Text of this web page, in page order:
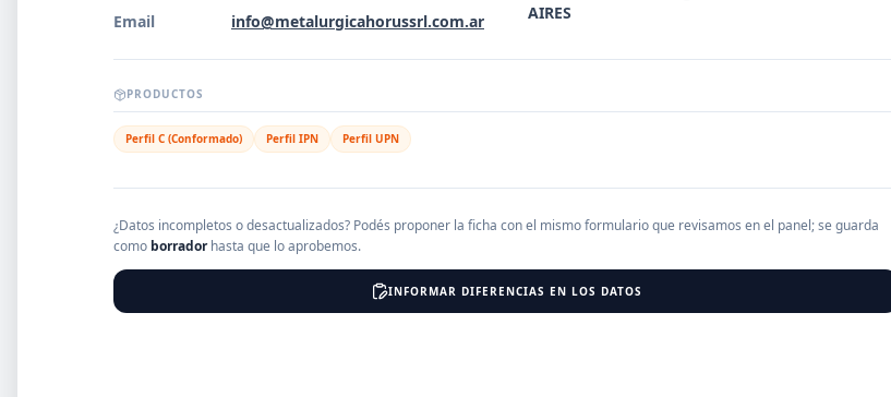
Email
info@metalurgicahorussrl.com.ar
AIRES
PRODUCTOS
Perfil C (Conformado) Perfil IPN Perfil UPN
¿Datos incompletos o desactualizados? Podés proponer la ficha con el mismo formulario que revisamos en el panel; se guarda
como borradorhasta que lo aprobemos.
INFORMAR DIFERENCIAS EN LOS DATOS